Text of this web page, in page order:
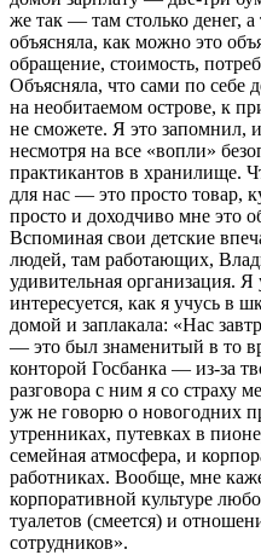
же так — там столько денег,
объясняла, как можно это
обращение, стоимость,
Объясняла, что сами по себе
на необитаемом острове, к
не сможете. Я это запомнил,
несмотря на все «вопли»
практикантов в хранилище.
для нас — это просто товар,
просто и доходчиво мне это
Вспоминая свои детские
людей, там работающих,
удивительная организация.
интересуется, как я учусь в
домой и заплакала: «Нас
— это был знаменитый в то
конторой Госбанка — из-за
разговора с ним я со страху
уж не говорю о новогодних
утренниках, путевках в
семейная атмосфера, и
работниках. Вообще, мне
корпоративной культуре
туалетов (смеется) и
сотрудников».